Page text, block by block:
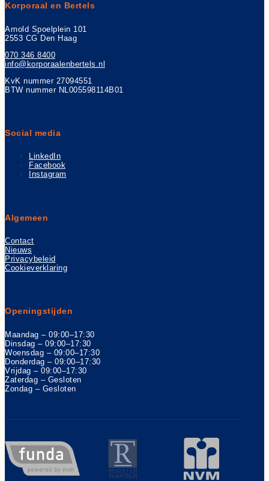
Korporaal en Bertels
Arnold Spoelplein 101
2553 CG Den Haag
070 346 8400
info@korporaalenbertels.nl
KvK nummer 27094551
BTW nummer NL005598114B01
Social media
LinkedIn
Facebook
Instagram
Algemeen
Contact
Nieuws
Privacybeleid
Cookieverklaring
Openingstijden
Maandag – 09:00–17:30
Dinsdag – 09:00–17:30
Woensdag – 09:00–17:30
Donderdag – 09:00–17:30
Vrijdag – 09:00–17:30
Zaterdag – Gesloten
Zondag – Gesloten